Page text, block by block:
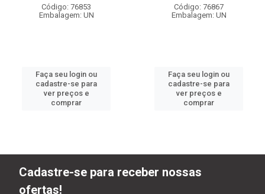
Código: 76853
Embalagem: UN
Faça seu login ou
cadastre-se para
ver preços e
comprar
Código: 76867
Embalagem: UN
Faça seu login ou
cadastre-se para
ver preços e
comprar
Cadastre-se para receber nossas
ofertas!